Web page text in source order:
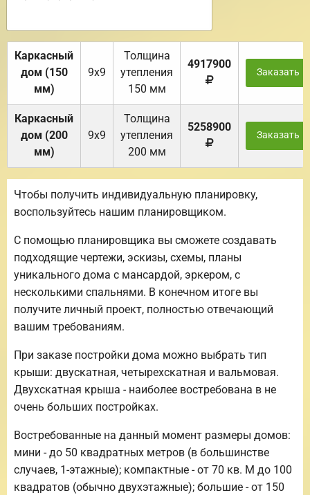
Каркасный
дом (150
мм)
9х9
Толщина
утепления
150 мм
4917900
Заказать
Каркасный
дом (200
мм)
9х9
Толщина
утепления
200 мм
5258900
Заказать
Чтобы получить индивидуальную планировку,
воспользуйтесь нашим планировщиком.
С помощью планировщика вы сможете создавать
подходящие чертежи, эскизы, схемы, планы
уникального дома с мансардой, эркером, с
несколькими спальнями. В конечном итоге вы
получите личный проект, полностью отвечающий
вашим требованиям.
При заказе постройки дома можно выбрать тип
крыши: двускатная, четырехскатная и вальмовая.
Двухскатная крыша - наиболее востребована в не
очень больших постройках.
Востребованные на данный момент размеры домов:
мини - до 50 квадратных метров (в большинстве
случаев, 1-этажные); компактные - от 70 кв. М до 100
квадратов (обычно двухэтажные); большие - от 150